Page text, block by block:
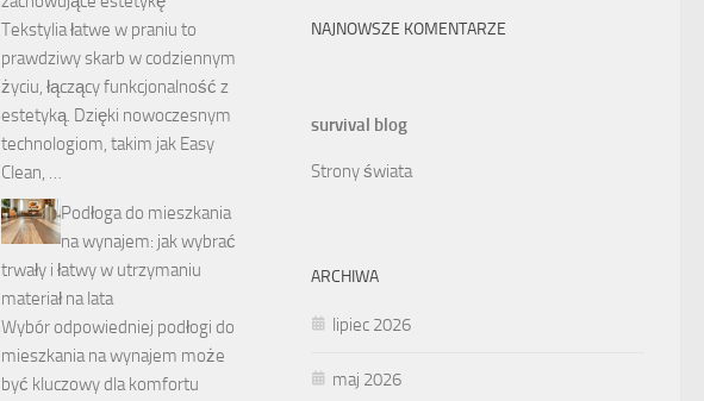
NAJNOWSZE KOMENTARZE
survival blog
Strony świata
ARCHIWA
lipiec 2026
maj 2026
Tekstylia łatwe w praniu to
prawdziwy skarb w codziennym
życiu, łączący funkcjonalność z
estetyką. Dzięki nowoczesnym
technologiom, takim jak Easy
Clean, …
Podłoga do mieszkania
na wynajem: jak wybrać
trwały i łatwy w utrzymaniu
materiał na lata
Wybór odpowiedniej podłogi do
mieszkania na wynajem może
być kluczowy dla komfortu